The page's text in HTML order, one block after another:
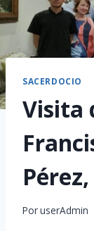
SACERDOCIO
Visita
PoruserAdmin